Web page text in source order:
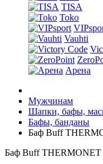
TISA
Toko
Vauhti
Арена
Мужчинам
Шапки, бафы,
Бафы, банданы
Баф Buff
Баф Buff THERMONET